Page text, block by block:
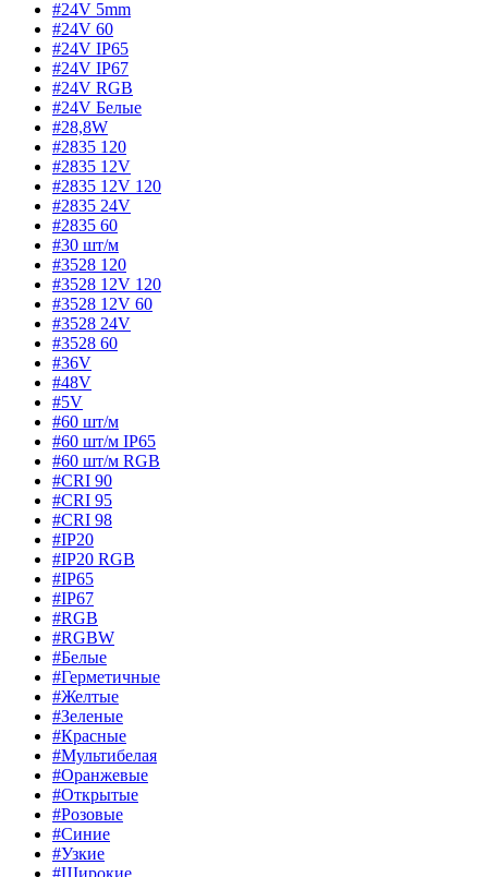
#24V 5mm
#24V 60
#24V IP65
#24V IP67
#24V RGB
#24V Белые
#28,8W
#2835 120
#2835 12V
#2835 12V 120
#2835 24V
#2835 60
#30 шт/м
#3528 120
#3528 12V 120
#3528 12V 60
#3528 24V
#3528 60
#36V
#48V
#5V
#60 шт/м
#60 шт/м IP65
#60 шт/м RGB
#CRI 90
#CRI 95
#CRI 98
#IP20
#IP20 RGB
#IP65
#IP67
#RGB
#RGBW
#Белые
#Герметичные
#Желтые
#Зеленые
#Красные
#Мультибелая
#Оранжевые
#Открытые
#Розовые
#Синие
#Узкие